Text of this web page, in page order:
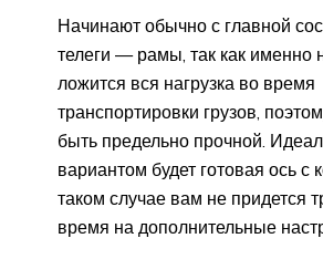
Начинают обычно с главной
телеги — рамы, так как именно
ложится вся нагрузка во время
транспортировки грузов,
быть предельно прочной.
вариантом будет готовая ось с
таком случае вам не придется
время на дополнительные